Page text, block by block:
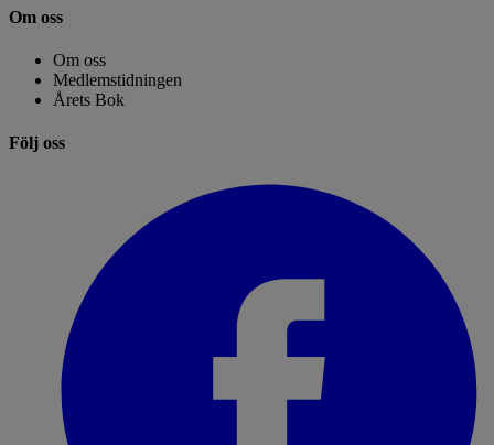
Om oss
Om oss
Medlemstidningen
Årets Bok
Följ oss